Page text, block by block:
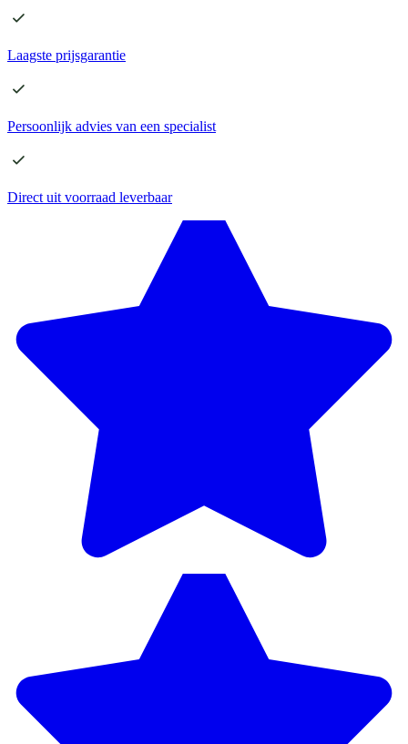
Laagste prijsgarantie
Persoonlijk advies van een specialist
Direct uit voorraad leverbaar